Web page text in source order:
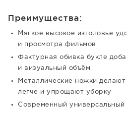
Преимущества:
Мягкое высокое изголовье
и просмотра фильмов
Фактурная обивка букле
и визуальный объём
Металлические ножки
легче и упрощают уборку
Современный универсальный